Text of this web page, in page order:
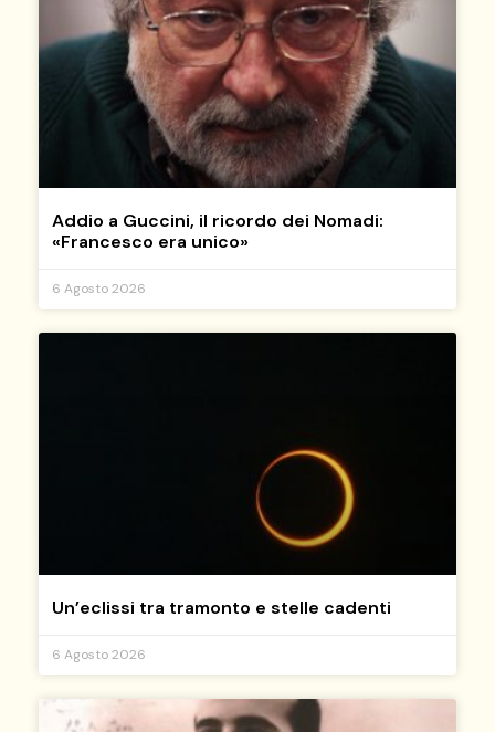
Addio a Guccini, il ricordo dei Nomadi:
«Francesco era unico»
6 Agosto 2026
Un’eclissi tra tramonto e stelle cadenti
6 Agosto 2026